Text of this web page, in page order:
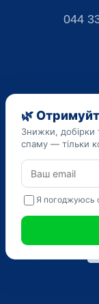
044
Приведенная
исключительно
нашу
Лечащий врач